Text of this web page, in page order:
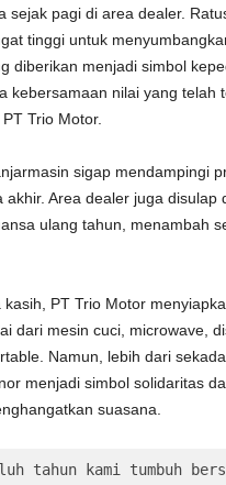
sejak pagi di area dealer.
tinggi untuk
diberikan menjadi simbol
kebersamaan nilai yang telah
Trio Motor.
sigap mendampingi
Area dealer juga disulap
ulang tahun, menambah
PT Trio Motor
dari mesin cuci, microwave,
Namun, lebih dari
menjadi simbol solidaritas
suasana.
tahun kami tumbuh